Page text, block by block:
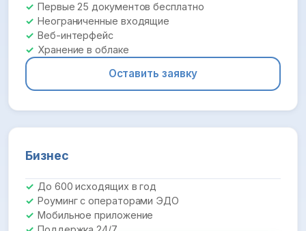
Первые 25 документов бесплатно
Неограниченные входящие
Веб-интерфейс
Хранение в облаке
Оставить заявку
Бизнес
До 600 исходящих в год
Роуминг с операторами ЭДО
Мобильное приложение